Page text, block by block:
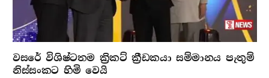
වසරේ විශිෂ්ටතම ක්‍රිකට් ක්‍රීඩකයා සම්මානය පැතුම්
නිස්සංකට හිමි වෙයි